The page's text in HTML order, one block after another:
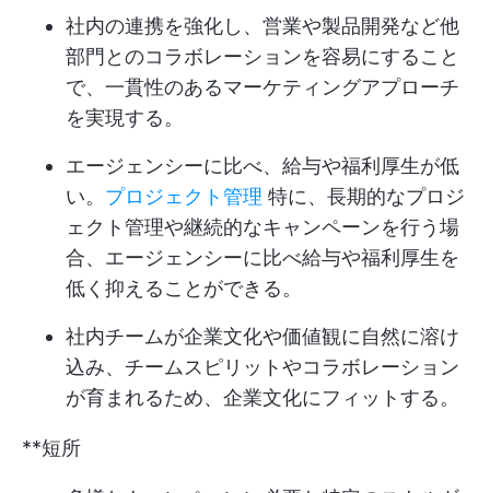
社内の連携を強化し、営業や製品開発など他
部門とのコラボレーションを容易にすること
で、一貫性のあるマーケティングアプローチ
を実現する。
エージェンシーに比べ、給与や福利厚生が低
い。 プロジェクト管理 特に、長期的なプロジ
ェクト管理や継続的なキャンペーンを行う場
合、エージェンシーに比べ給与や福利厚生を
低く抑えることができる。
社内チームが企業文化や価値観に自然に溶け
込み、チームスピリットやコラボレーション
が育まれるため、企業文化にフィットする。
**短所